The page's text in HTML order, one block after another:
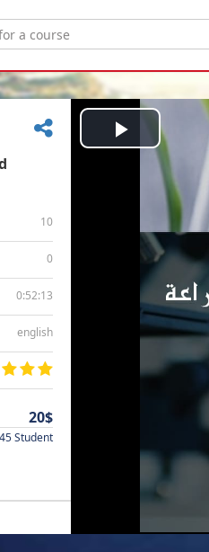
10
0
0:52:13
english
20$
45 Student
Play
Video